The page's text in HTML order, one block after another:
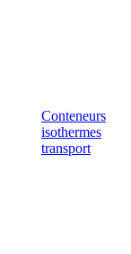
Conteneurs
isothermes
transport